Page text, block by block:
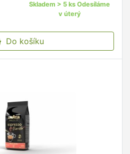
Skladem > 5 ks Odesíláme
v úterý
Do košíku